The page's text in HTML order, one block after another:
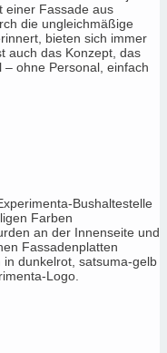
einer Fassade aus
die ungleichmäßige
bieten sich immer
auch das Konzept, das
ohne Personal, einfach
Bushaltestelle
Farben
an der Innenseite und
Fassadenplatten
dunkelrot, satsuma-gelb
Logo.